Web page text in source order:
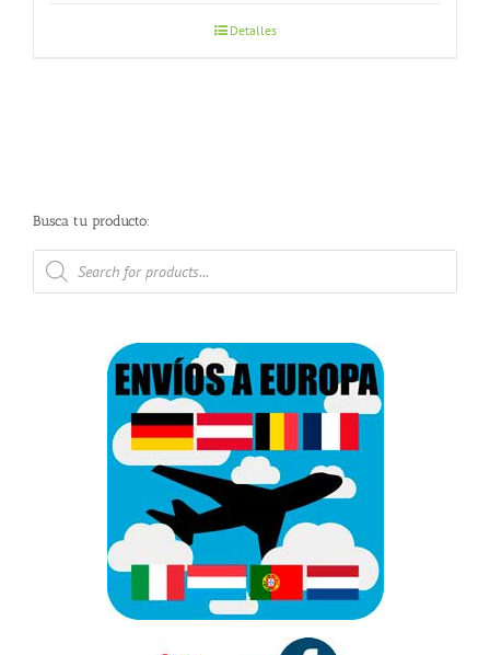
Detalles
Busca tu producto:
Búsqueda
de
productos